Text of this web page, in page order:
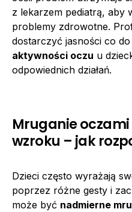
z lekarzem pediatrą, aby
problemy zdrowotne.
dostarczyć jasności co
aktywności oczu u
odpowiednich działań.
Mruganie
wzroku – jak
Dzieci często wyrażają
poprzez różne gesty i
może być nadmierne